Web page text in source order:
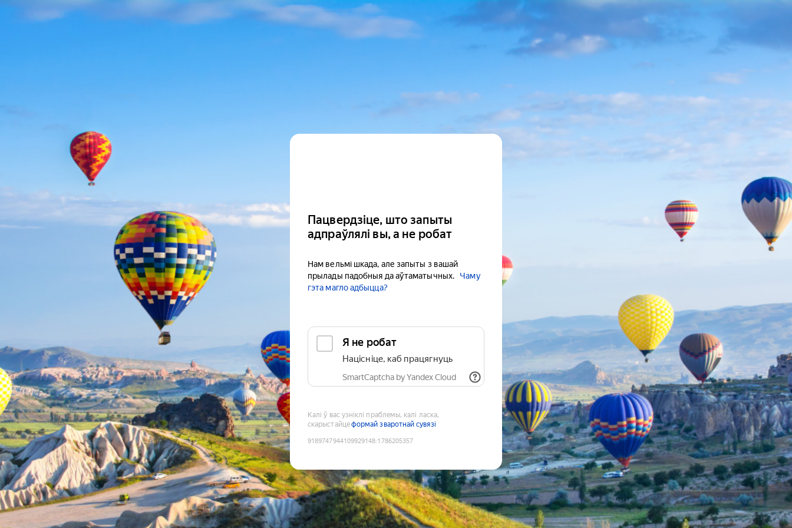
Пацвердзіце, што запыты
адпраўлялі вы, а не робат
Нам вельмі шкада, але запыты з вашай
прылады падобныя да аўтаматычных.
Чаму
гэта магло адбыцца?
Я не робат
Націсніце, каб працягнуць
SmartCaptcha by Yandex Cloud
Калі ў вас узніклі праблемы, калі ласка,
скарыстайцеформай зваротнай сувязі
9189747944109929148:1786205357